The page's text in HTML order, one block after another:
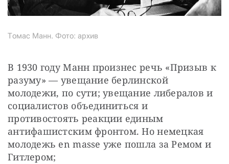
Томас Манн. Фото: архив
В 1930 году Манн произнес речь «Призыв к
разуму» — увещание берлинской
молодежи, по сути; увещание либералов и
социалистов объединиться и
противостоять реакции единым
антифашистским фронтом. Но немецкая
молодежь en masse уже пошла за Ремом и
Гитлером;